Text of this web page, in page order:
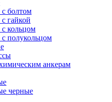
болтом
гайкой
кольцом
полукольцом
анкерам
черные